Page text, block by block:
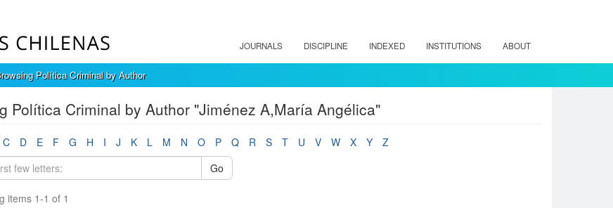
JOURNALS DISCIPLINE INDEXED INSTITUTIONS ABOUT
Política Criminal by Author
Política Criminal by Author "Jiménez A,María Angélica"
C D E F G H I J K L M N O P Q R S T U V W X Y
Z
Go
items 1-1 of 1